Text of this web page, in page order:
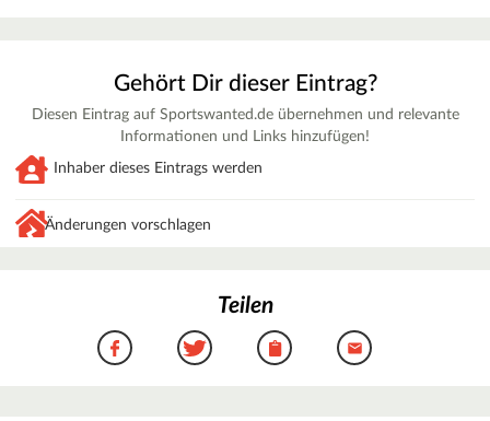
Gehört Dir dieser Eintrag?
Diesen Eintrag auf Sportswanted.de übernehmen und relevante
Informationen und Links hinzufügen!
Inhaber dieses Eintrags werden
Änderungen vorschlagen
Teilen